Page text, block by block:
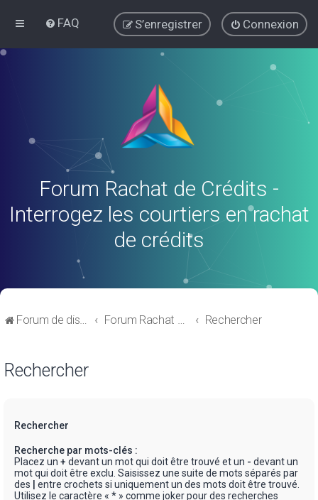
FAQ Connexion
S’enregistrer
Forum Rachat de Crédits -
Interrogez les courtiers en rachat
de crédits
Forum de discussions sur le Regroupement de Crédits et le Rachat de Crédits Forum Rachat de Crédits Rechercher
Rechercher
Rechercher
Recherche par mots-clés :
Placez un + devant un mot qui doit être trouvé et un - devant un
mot qui doit être exclu. Saisissez une suite de mots séparés par
des
entre crochets si uniquement un des mots doit être trouvé.
Utilisez le caractère « * » comme joker pour des recherches